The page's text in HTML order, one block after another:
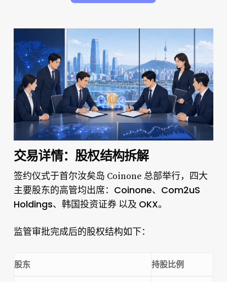
交易详情：股权结构拆解
签约仪式于首尔汝矣岛 Coinone 总部举行，四大
主要股东的高管均出席： Coinone、 Com2uS
Holdings、 韩国投资证券以及 OKX。
监管审批完成后的股权结构如下：
股东 持股比例